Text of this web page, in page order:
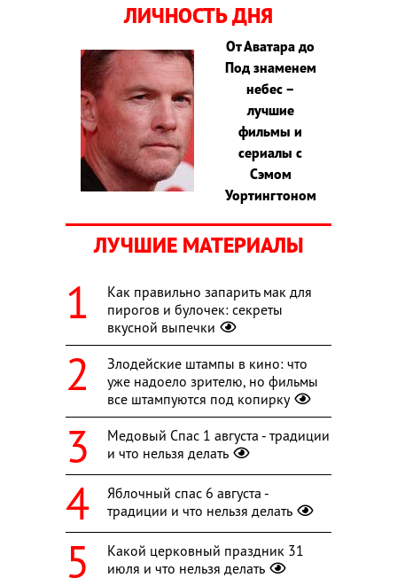
ЛИЧНОСТЬ ДНЯ
От Аватара до
Под знаменем
небес –
лучшие
фильмы и
сериалы с
Сэмом
Уортингтоном
ЛУЧШИЕ МАТЕРИАЛЫ
Как правильно запарить мак для
пирогов и булочек: секреты
вкусной выпечки
Злодейские штампы в кино: что
уже надоело зрителю, но фильмы
все штампуются под копирку
Медовый Спас 1 августа - традиции
и что нельзя делать
Яблочный спас 6 августа -
традиции и что нельзя делать
Какой церковный праздник 31
июля и что нельзя делать